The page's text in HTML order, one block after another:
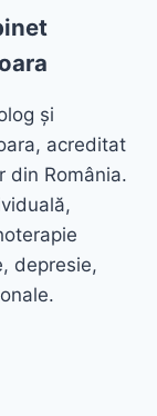
și
acreditat
din România.
depresie,